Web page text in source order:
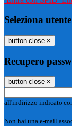
Seleziona utente
button close ×
Recupero
button close ×
all'indirizzo indicato
Non hai una e-mail